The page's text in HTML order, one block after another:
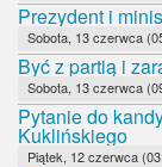
Prezydent i
Sobota, 13 czerwca
Być z partią i
Sobota, 13 czerwca
Pytanie do
Kuklińskiego
Piątek, 12 czerwca